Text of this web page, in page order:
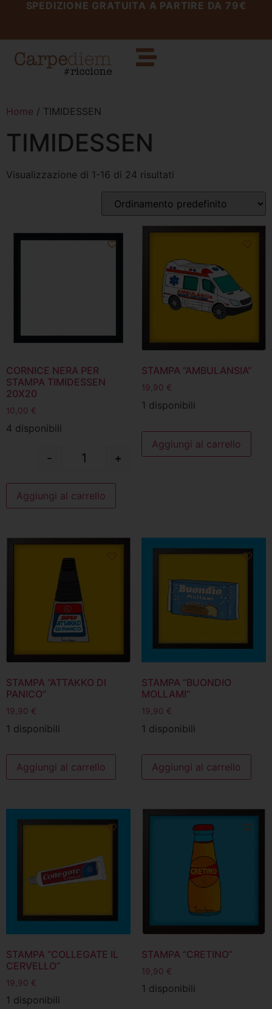
SPEDIZIONE GRATUITA A PARTIRE DA 79€
Home / TIMIDESSEN
TIMIDESSEN
Visualizzazione di 1-16 di 24 risultati
CORNICE NERA PER
STAMPA TIMIDESSEN
20X20
10,00 €
4 disponibili
- +
Aggiungi al carrello
STAMPA “AMBULANSIA”
19,90 €
1 disponibili
Aggiungi al carrello
STAMPA “ATTAKKO DI
PANICO”
19,90 €
1 disponibili
Aggiungi al carrello
STAMPA “BUONDIO
MOLLAMI”
19,90 €
1 disponibili
Aggiungi al carrello
STAMPA “COLLEGATE IL
CERVELLO”
19,90 €
1 disponibili
STAMPA “CRETINO”
19,90 €
1 disponibili